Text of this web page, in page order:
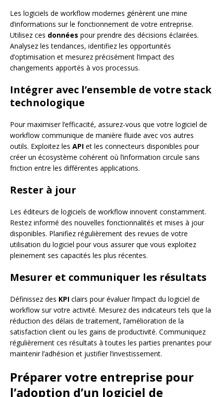
Les logiciels de workflow modernes génèrent une mine
d’informations sur le fonctionnement de votre entreprise.
Utilisez ces données pour prendre des décisions éclairées.
Analysez les tendances, identifiez les opportunités
d’optimisation et mesurez précisément l’impact des
changements apportés à vos processus.
Intégrer avec l’ensemble de votre stack
technologique
Pour maximiser l’efficacité, assurez-vous que votre logiciel de
workflow communique de manière fluide avec vos autres
outils. Exploitez les API et les connecteurs disponibles pour
créer un écosystème cohérent où l’information circule sans
friction entre les différentes applications.
Rester à jour
Les éditeurs de logiciels de workflow innovent constamment.
Restez informé des nouvelles fonctionnalités et mises à jour
disponibles. Planifiez régulièrement des revues de votre
utilisation du logiciel pour vous assurer que vous exploitez
pleinement ses capacités les plus récentes.
Mesurer et communiquer les résultats
Définissez des KPI clairs pour évaluer l’impact du logiciel de
workflow sur votre activité. Mesurez des indicateurs tels que la
réduction des délais de traitement, l’amélioration de la
satisfaction client ou les gains de productivité. Communiquez
régulièrement ces résultats à toutes les parties prenantes pour
maintenir l’adhésion et justifier l’investissement.
Préparer votre entreprise pour
l’adoption d’un logiciel de